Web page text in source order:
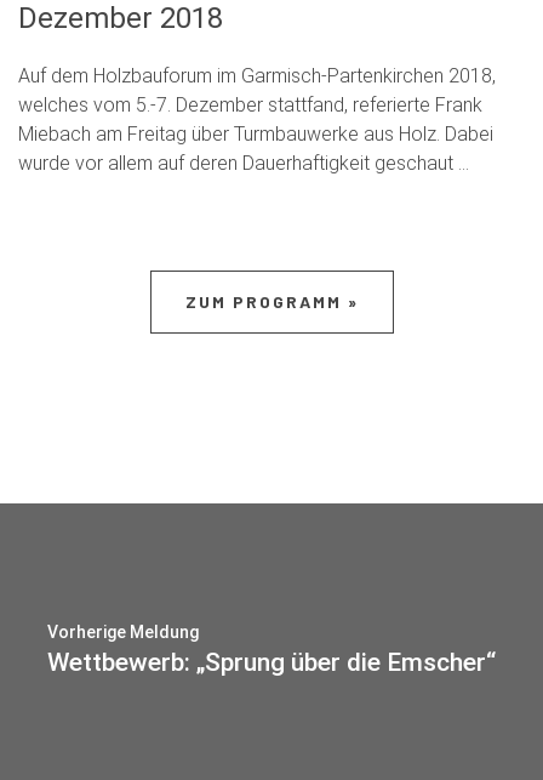
Dezember 2018
Auf dem Holzbauforum im Garmisch-Partenkirchen 2018,
welches vom 5.-7. Dezember stattfand, referierte Frank
Miebach am Freitag über Turmbauwerke aus Holz. Dabei
wurde vor allem auf deren Dauerhaftigkeit geschaut …
ZUM PROGRAMM »
Vorherige Meldung
Wettbewerb: „Sprung über die Emscher“